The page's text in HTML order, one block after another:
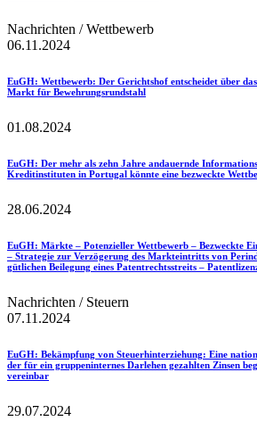
Nachrichten / Wettbewerb
06.11.2024
EuGH: Wettbewerb: Der Gerichtshof entscheidet über
Markt für Bewehrungsrundstahl
01.08.2024
EuGH: Der mehr als zehn Jahre andauernde
Kreditinstituten in Portugal könnte eine bezweckte
28.06.2024
EuGH: Märkte – Potenzieller Wettbewerb – Bezweckte
– Strategie zur Verzögerung des Markteintritts von
gütlichen Beilegung eines Patentrechtsstreits –
Nachrichten / Steuern
07.11.2024
EuGH: Bekämpfung von Steuerhinterziehung: Eine
der für ein gruppeninternes Darlehen gezahlten Zinsen
vereinbar
29.07.2024